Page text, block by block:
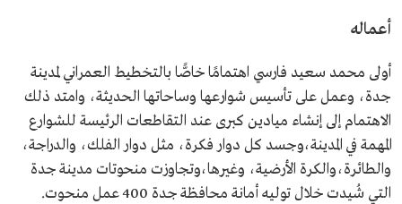
أعماله
أولى محمد سعيد فارسي اهتمامًا خاصًّا بالتخطيط العمراني لمدينة
جدة، وعمل على تأسيس شوارعها وساحاتها الحديثة، وامتد ذلك
الاهتمام إلى إنشاء ميادين كبرى عند التقاطعات الرئيسة للشوارع
المهمة في المدينة،وجسد كل دوار فكرة، مثل دوار الفلك، والدراجة،
والطائرة،والكرة الأرضية، وغيرها،وتجاوزت منحوتات مدينة جدة
التي شُيدت خلال توليه أمانة محافظة جدة 400 عمل منحوت.